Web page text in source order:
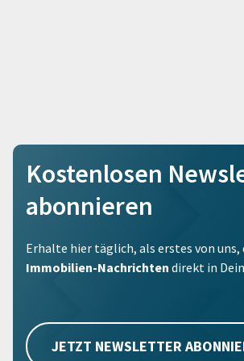
Kostenlosen
abonnieren
Erhalte hier täglich, als erstes von
Immobilien-Nachrichten direkt in
JETZT NEWSLETTER